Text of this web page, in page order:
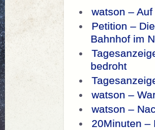
watson –
Petition –
Bahnhof im
bedroht
watson –
watson –
20Minuten –